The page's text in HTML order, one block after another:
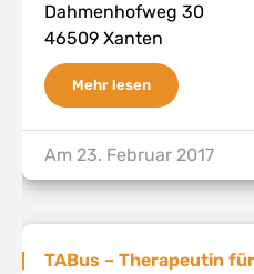
Dahmenhofweg 30
46509 Xanten
Mehr lesen
Am 23. Februar 2017
TABus – Therapeutin